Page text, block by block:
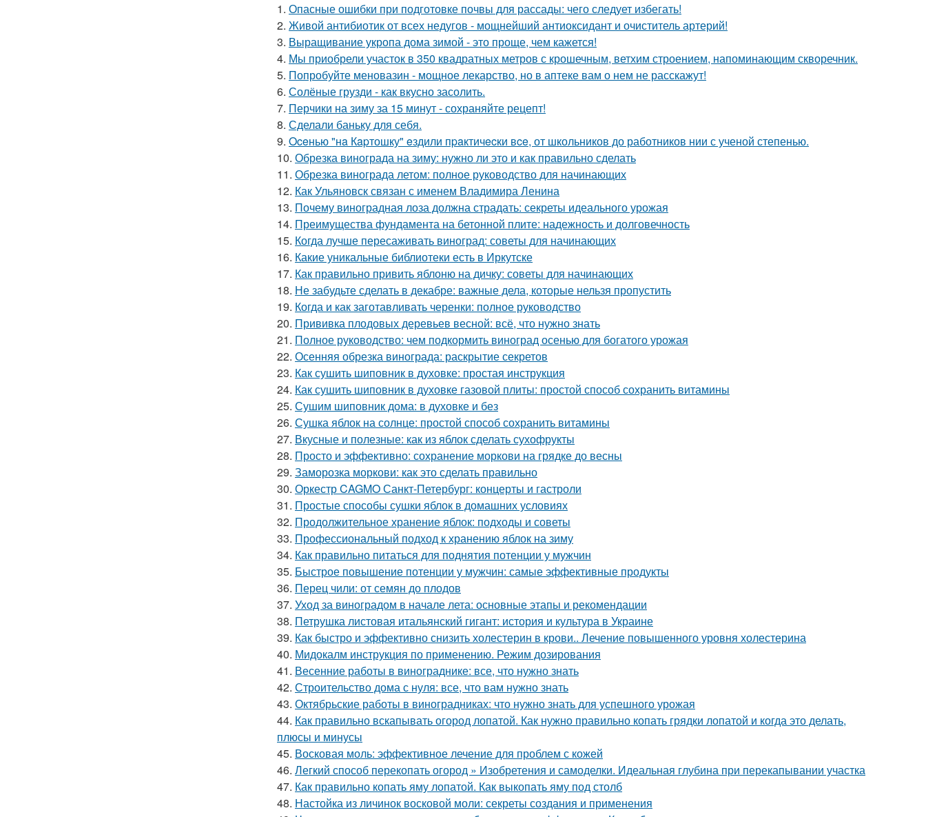
1. Опасные ошибки при подготовке почвы для рассады: чего следует избегать!
2. Живой антибиотик от всех недугов - мощнейший антиоксидант и очиститель артерий!
3. Выращивание укропа дома зимой - это проще, чем кажется!
4. Мы приобрели участок в 350 квадратных метров с крошечным, ветхим строением, напоминающим скворечник.
5. Попробуйте меновазин - мощное лекарство, но в аптеке вам о нем не расскажут!
6. Солёные грузди - как вкусно засолить.
7. Перчики на зиму за 15 минут - сохраняйте рецепт!
8. Сделали баньку для себя.
9. Oceнью "нa Кapтошку" eздили пpaктичecки вce, от школьников до работников нии с ученой степенью.
10. Обрезка винограда на зиму: нужно ли это и как правильно сделать
11. Обрезка винограда летом: полное руководство для начинающих
12. Как Ульяновск связан с именем Владимира Ленина
13. Почему виноградная лоза должна страдать: секреты идеального урожая
14. Преимущества фундамента на бетонной плите: надежность и долговечность
15. Когда лучше пересаживать виноград: советы для начинающих
16. Какие уникальные библиотеки есть в Иркутске
17. Как правильно привить яблоню на дичку: советы для начинающих
18. Не забудьте сделать в декабре: важные дела, которые нельзя пропустить
19. Когда и как заготавливать черенки: полное руководство
20. Прививка плодовых деревьев весной: всё, что нужно знать
21. Полное руководство: чем подкормить виноград осенью для богатого урожая
22. Осенняя обрезка винограда: раскрытие секретов
23. Как сушить шиповник в духовке: простая инструкция
24. Как сушить шиповник в духовке газовой плиты: простой способ сохранить витамины
25. Сушим шиповник дома: в духовке и без
26. Сушка яблок на солнце: простой способ сохранить витамины
27. Вкусные и полезные: как из яблок сделать сухофрукты
28. Просто и эффективно: сохранение моркови на грядке до весны
29. Заморозка моркови: как это сделать правильно
30. Оркестр CAGMO Санкт-Петербург: концерты и гастроли
31. Простые способы сушки яблок в домашних условиях
32. Продолжительное хранение яблок: подходы и советы
33. Профессиональный подход к хранению яблок на зиму
34. Как правильно питаться для поднятия потенции у мужчин
35. Быстрое повышение потенции у мужчин: самые эффективные продукты
36. Перец чили: от семян до плодов
37. Уход за виноградом в начале лета: основные этапы и рекомендации
38. Петрушка листовая итальянский гигант: история и культура в Украине
39. Как быстро и эффективно снизить холестерин в крови.. Лечение повышенного уровня холестерина
40. Мидокалм инструкция по применению. Режим дозирования
41. Весенние работы в винограднике: все, что нужно знать
42. Строительство дома с нуля: все, что вам нужно знать
43. Октябрьские работы в виноградниках: что нужно знать для успешного урожая
44. Как правильно вскапывать огород лопатой. Как нужно правильно копать грядки лопатой и когда это делать,
плюсы и минусы
45. Восковая моль: эффективное лечение для проблем с кожей
46. Легкий способ перекопать огород » Изобретения и самоделки. Идеальная глубина при перекапывании участка
47. Как правильно копать яму лопатой. Как выкопать яму под столб
48. Настойка из личинок восковой моли: секреты создания и применения